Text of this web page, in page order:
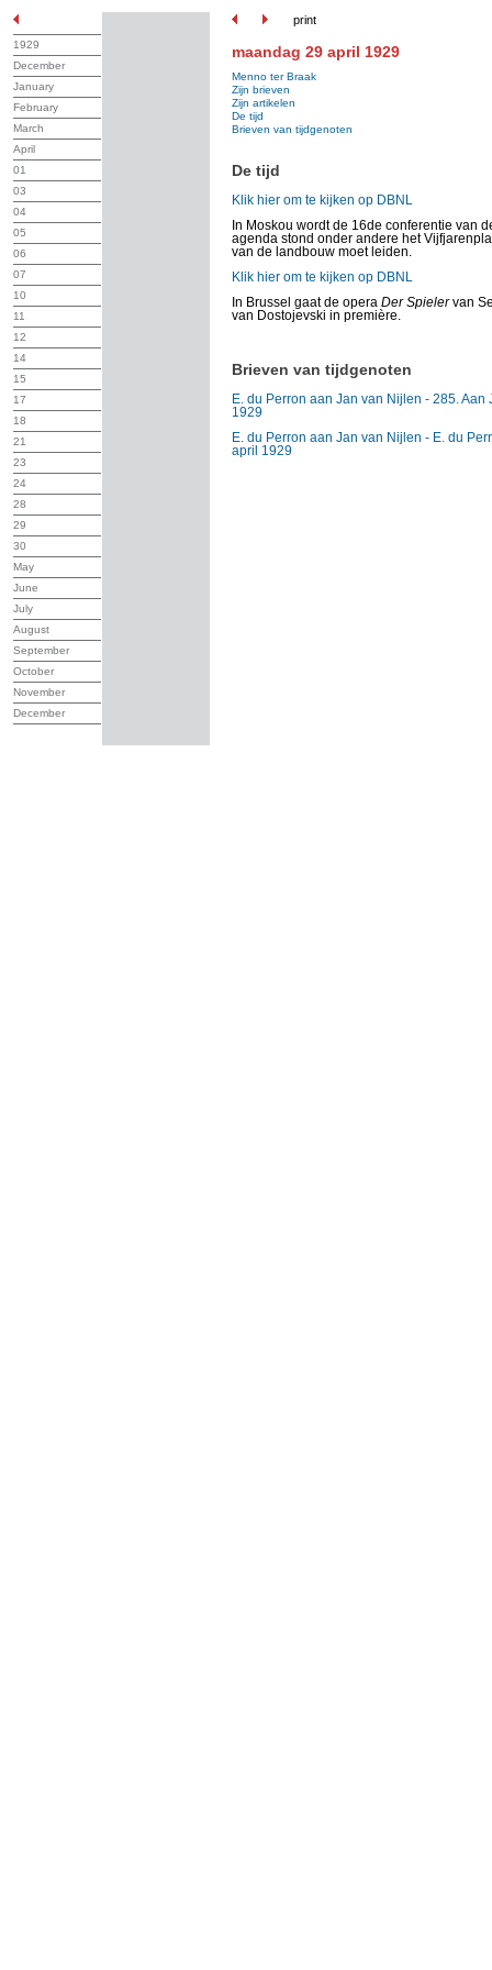
print
1929
December
January
February
March
April
01
03
04
05
06
07
10
11
12
14
15
17
18
21
23
24
28
29
30
May
June
July
August
September
October
November
December
maandag 29 april 1929
Menno ter Braak
Zijn brieven
Zijn artikelen
De tijd
Brieven van tijdgenoten
De tijd
Klik hier om te kijken op DBNL
In Moskou wordt de 16de conferentie van
agenda stond onder andere het
van de landbouw moet leiden.
Klik hier om te kijken op DBNL
In Brussel gaat de opera Der Spielervan
van Dostojevski in première.
Brieven van tijdgenoten
E. du Perron aan Jan van Nijlen - 285.
1929
E. du Perron aan Jan van Nijlen - E. du
april 1929